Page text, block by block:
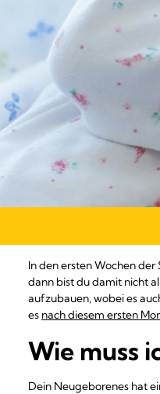
In den ersten Wochen
dann bist du damit nicht
aufzubauen, wobei es
es nach diesem ersten
Wie muss
Dein Neugeborenes hat